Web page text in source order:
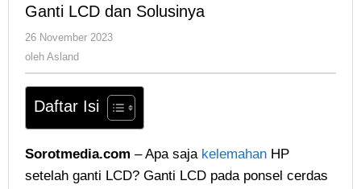
Ganti LCD dan Solusinya
26 November 2023
oleh Asland
Daftar Isi
Sorotmedia.com – Apa saja kelemahan HP
setelah ganti LCD? Ganti LCD pada ponsel cerdas